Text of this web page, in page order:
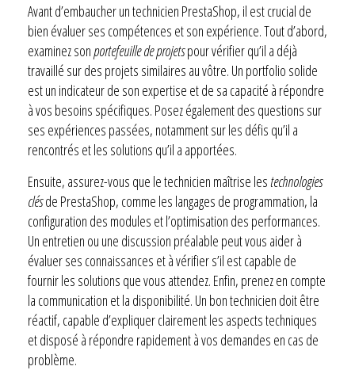
Avant d’embaucher un technicien PrestaShop, il est crucial de
bien évaluer ses compétences et son expérience. Tout d’abord,
examinez sonportefeuille de projetspour vérifier qu’il a déjà
travaillé sur des projets similaires au vôtre. Un portfolio solide
est un indicateur de son expertise et de sa capacité à répondre
à vos besoins spécifiques. Posez également des questions sur
ses expériences passées, notamment sur les défis qu’il a
rencontrés et les solutions qu’il a apportées.
Ensuite, assurez-vous que le technicien maîtrise lestechnologies
clésde PrestaShop, comme les langages de programmation, la
configuration des modules et l’optimisation des performances.
Un entretien ou une discussion préalable peut vous aider à
évaluer ses connaissances et à vérifier s’il est capable de
fournir les solutions que vous attendez. Enfin, prenez en compte
la communication et la disponibilité. Un bon technicien doit être
réactif, capable d’expliquer clairement les aspects techniques
et disposé à répondre rapidement à vos demandes en cas de
problème.